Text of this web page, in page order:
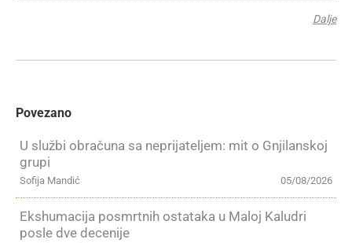
Dalje
Povezano
U službi obračuna sa neprijateljem: mit o Gnjilanskoj
grupi
05/08/2026
Sofija Mandić
Ekshumacija posmrtnih ostataka u Maloj Kaludri
posle dve decenije